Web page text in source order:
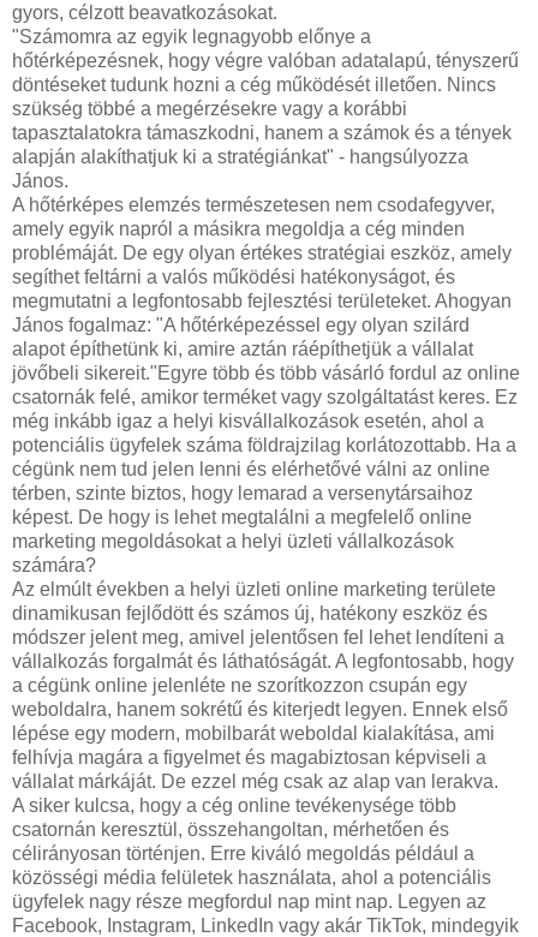
gyors, célzott beavatkozásokat.
"Számomra az egyik legnagyobb előnye a
hőtérképezésnek, hogy végre valóban adatalapú, tényszerű
döntéseket tudunk hozni a cég működését illetően. Nincs
szükség többé a megérzésekre vagy a korábbi
tapasztalatokra támaszkodni, hanem a számok és a tények
alapján alakíthatjuk ki a stratégiánkat" - hangsúlyozza
János.
A hőtérképes elemzés természetesen nem csodafegyver,
amely egyik napról a másikra megoldja a cég minden
problémáját. De egy olyan értékes stratégiai eszköz, amely
segíthet feltárni a valós működési hatékonyságot, és
megmutatni a legfontosabb fejlesztési területeket. Ahogyan
János fogalmaz: "A hőtérképezéssel egy olyan szilárd
alapot építhetünk ki, amire aztán ráépíthetjük a vállalat
jövőbeli sikereit."Egyre több és több vásárló fordul az online
csatornák felé, amikor terméket vagy szolgáltatást keres. Ez
még inkább igaz a helyi kisvállalkozások esetén, ahol a
potenciális ügyfelek száma földrajzilag korlátozottabb. Ha a
cégünk nem tud jelen lenni és elérhetővé válni az online
térben, szinte biztos, hogy lemarad a versenytársaihoz
képest. De hogy is lehet megtalálni a megfelelő online
marketing megoldásokat a helyi üzleti vállalkozások
számára?
Az elmúlt években a helyi üzleti online marketing területe
dinamikusan fejlődött és számos új, hatékony eszköz és
módszer jelent meg, amivel jelentősen fel lehet lendíteni a
vállalkozás forgalmát és láthatóságát. A legfontosabb, hogy
a cégünk online jelenléte ne szorítkozzon csupán egy
weboldalra, hanem sokrétű és kiterjedt legyen. Ennek első
lépése egy modern, mobilbarát weboldal kialakítása, ami
felhívja magára a figyelmet és magabiztosan képviseli a
vállalat márkáját. De ezzel még csak az alap van lerakva.
A siker kulcsa, hogy a cég online tevékenysége több
csatornán keresztül, összehangoltan, mérhetően és
célirányosan történjen. Erre kiváló megoldás például a
közösségi média felületek használata, ahol a potenciális
ügyfelek nagy része megfordul nap mint nap. Legyen az
Facebook, Instagram, LinkedIn vagy akár TikTok, mindegyik